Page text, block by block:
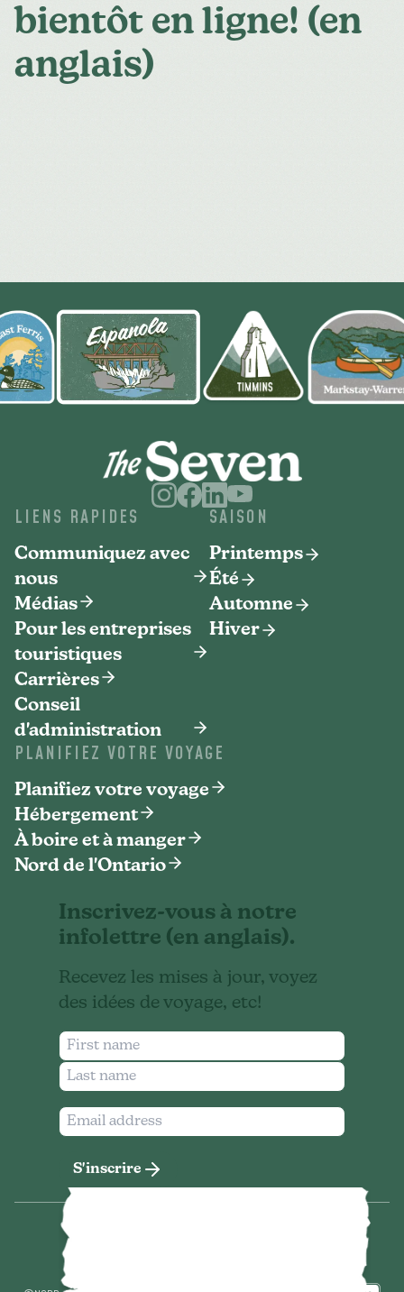
bientôt en ligne! (en
anglais)
LIENS RAPIDES
Communiquez avec
nous
Médias
Pour les entreprises
touristiques
Carrières
Conseil
d'administration
SAISON
Printemps
Été
Automne
Hiver
PLANIFIEZ VOTRE VOYAGE
Planifiez votre voyage
Hébergement
À boire et à manger
Nord de l'Ontario
Inscrivez-vous à notre
infolettre (en anglais).
Recevez les mises à jour, voyez
des idées de voyage, etc!
S'inscrire